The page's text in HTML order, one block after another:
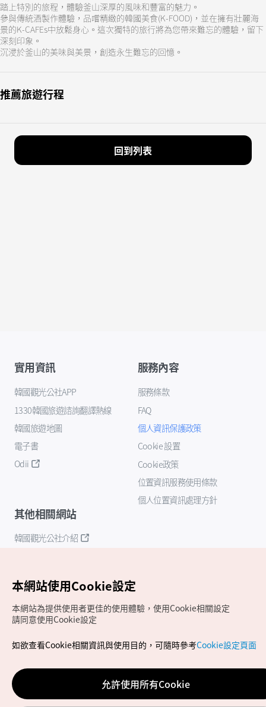
踏上特別的旅程，體驗釜山深厚的風味和豐富的魅力。
參與傳統酒製作體驗，品嚐精緻的韓國美食(K-FOOD)，並在擁有壯麗海
景的K-CAFEs中放鬆身心。這次獨特的旅行將為您帶來難忘的體驗，留下
深刻印象。
沉浸於釜山的美味與美景，創造永生難忘的回憶。
推薦旅遊行程
回到列表
實用資訊
韓國觀光公社APP
1330韓國旅遊諮詢翻譯熱線
韓國旅遊地圖
電子書
Odii
服務內容
服務條款
FAQ
個人資訊保護政策
Cookie 設置
Cookie政策
位置資訊服務使用條款
個人位置資訊處理方針
其他相關網站
韓國觀光公社介紹
Copyrights (c) 韓國觀光公社版權所有
如有相關疑問或建議，歡迎來信至官方信箱
chinese_big5@knto.or.kr
本網站使用Cookie設定
本網站為提供使用者更佳的使用體驗，使用Cookie相關設定
請同意使用Cookie設定
如欲查看Cookie相關資訊與使用目的，可隨時參考Cookie設定頁面
允許使用所有Cookie